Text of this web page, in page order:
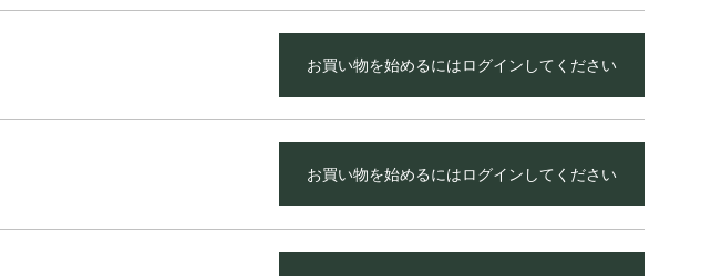
お買い物を始めるにはログインしてください
お買い物を始めるにはログインしてください